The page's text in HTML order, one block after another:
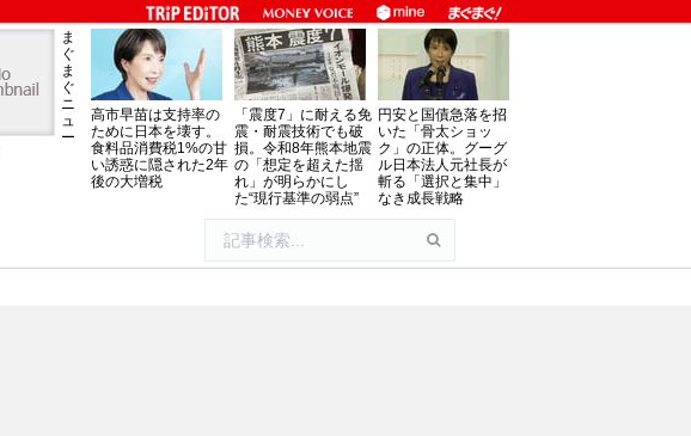
ま
ぐ
ま
ぐ
ニ
ュ
ー
高市早苗は支持率の
ために日本を壊す。
食料品消費税1%の甘
い誘惑に隠された2年
後の大増税
「震度7」に耐える免
震・耐震技術でも破
損。令和8年熊本地震
の「想定を超えた揺
れ」が明らかにし
た“現行基準の弱点”
円安と国債急落を招
いた「骨太ショッ
ク」の正体。グーグ
ル日本法人元社長が
斬る「選択と集中」
なき成長戦略